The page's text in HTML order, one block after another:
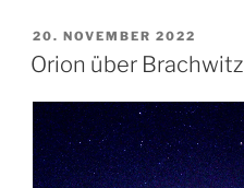
VERÖFFENTLICHT
AM
20. NOVEMBER 2022
Orion über Brachwitz